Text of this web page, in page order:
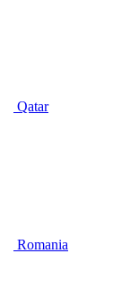
Qatar
Romania